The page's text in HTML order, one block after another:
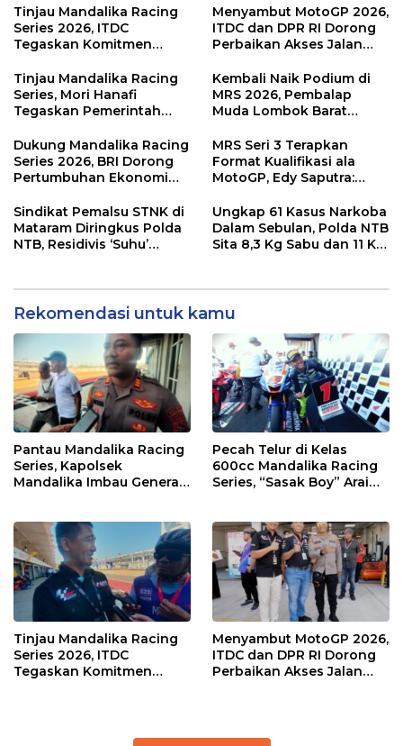
Sirkuit, Bukan Jalan Raya
Kemenangan
Tinjau Mandalika Racing
Series 2026, ITDC
Tegaskan Komitmen
Dampak Ekonomi
Kawasan
Menyambut MotoGP 2026,
ITDC dan DPR RI Dorong
Perbaikan Akses Jalan
di KEK Mandalika
Tinjau Mandalika Racing
Series, Mori Hanafi
Tegaskan Pemerintah
NTB
Kembali Naik Podium di
MRS 2026, Pembalap
Muda Lombok Barat
Menuju Tingkat Asia
Dukung Mandalika Racing
Series 2026, BRI Dorong
Pertumbuhan Ekonomi
MRS Seri 3 Terapkan
Format Kualifikasi ala
MotoGP, Edy Saputra:
dan Efektif
Sindikat Pemalsu STNK di
Mataram Diringkus Polda
NTB, Residivis ‘Suhu’
Ungkap 61 Kasus Narkoba
Dalam Sebulan, Polda NTB
Sita 8,3 Kg Sabu dan 11 Kg
Rekomendasi untuk kamu
Pantau Mandalika Racing
Series, Kapolsek
Mandalika Imbau Generasi
Pecah Telur di Kelas
600cc Mandalika Racing
Series, “Sasak Boy” Arai
Tinjau Mandalika Racing
Series 2026, ITDC
Tegaskan Komitmen
Menyambut MotoGP 2026,
ITDC dan DPR RI Dorong
Perbaikan Akses Jalan